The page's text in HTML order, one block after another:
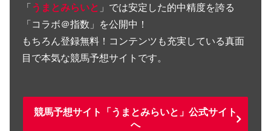
「 うまとみらいと 」では安定した的中精度を誇る
「コラボ＠指数」を公開中！
もちろん登録無料！コンテンツも充実している真面
目で本気な競馬予想サイトです。
競馬予想サイト「うまとみらいと」公式サイト
へ